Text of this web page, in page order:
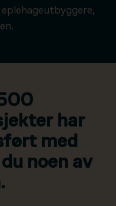
har
med
noen av